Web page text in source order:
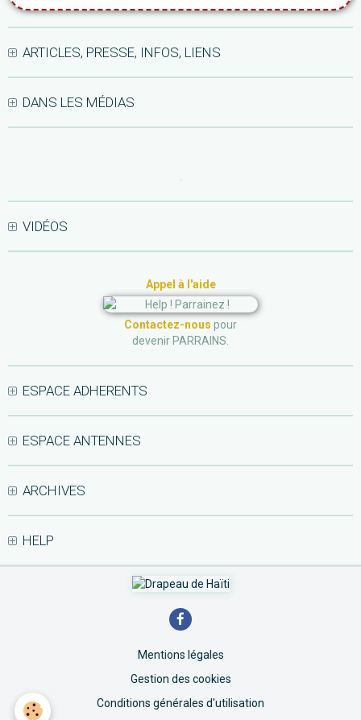
ARTICLES, PRESSE, INFOS, LIENS
DANS LES MÉDIAS
VIDÉOS
Appel à l'aide
Contactez-nous pour
devenir PARRAINS.
ESPACE ADHERENTS
ESPACE ANTENNES
ARCHIVES
HELP
Mentions légales
Gestion des cookies
Conditions générales d'utilisation